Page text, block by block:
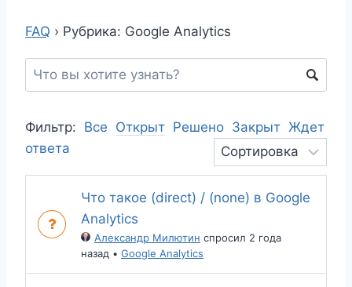
FAQ › Рубрика: Google Analytics
Фильтр: Все Открыт Решено Закрыт Ждет
ответа
Что такое (direct) / (none) в Google
Analytics
Александр Милютин спросил 2 года
назад • Google Analytics